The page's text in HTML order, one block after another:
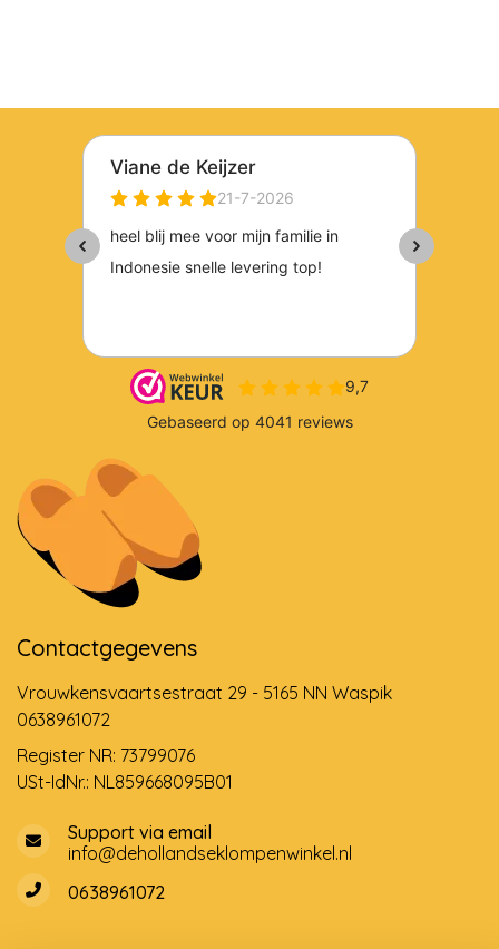
Contactgegevens
Vrouwkensvaartsestraat 29 - 5165 NN Waspik
0638961072
Register NR: 73799076
USt-IdNr.: NL859668095B01
Support via email
info@dehollandseklompenwinkel.nl
0638961072